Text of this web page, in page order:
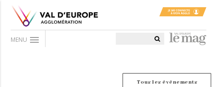
MENU menu
Tous les événements